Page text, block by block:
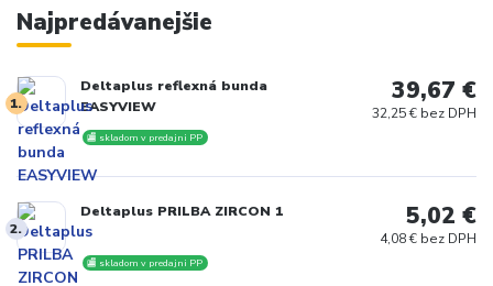
Najpredávanejšie
1.
Deltaplus reflexná bunda
EASYVIEW
🏬 skladom v predajni PP
39,67 €
32,25 € bez DPH
2.
Deltaplus PRILBA ZIRCON 1
🏬 skladom v predajni PP
5,02 €
4,08 € bez DPH